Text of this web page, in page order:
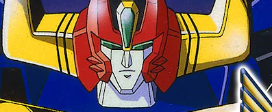
05/14
04/28